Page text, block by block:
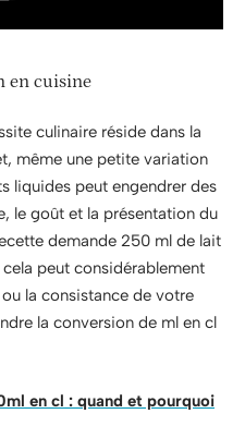
en cuisine
culinaire réside dans la
même une petite variation
liquides peut engendrer des
le goût et la présentation du
demande 250 ml de lait
peut considérablement
la consistance de votre
la conversion de ml en cl
en cl : quand et pourquoi